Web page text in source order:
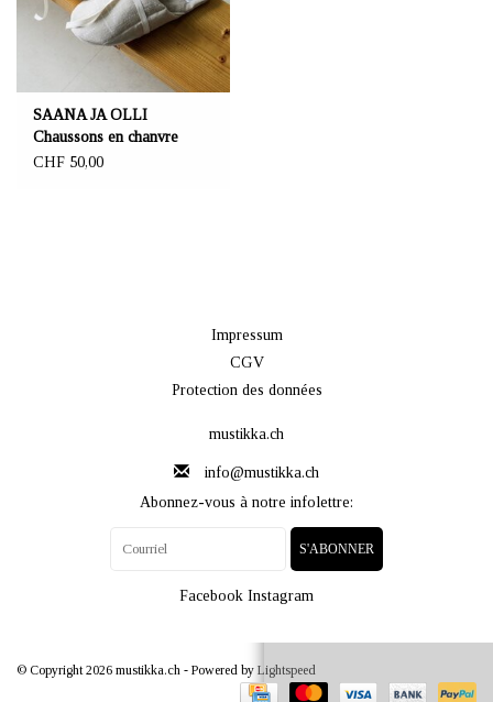
SAANA JA OLLI
Chaussons en chanvre
"Päivin ja öin"
CHF 50,00
Impressum
CGV
Protection des données
mustikka.ch
info@mustikka.ch
Abonnez-vous à notre infolettre:
S'ABONNER
Facebook Instagram
© Copyright 2026 mustikka.ch - Powered by Lightspeed